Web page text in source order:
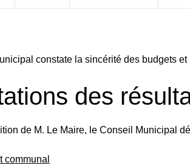
constate la sincérité des budgets et
des
de M. Le Maire, le Conseil Municipal
communal